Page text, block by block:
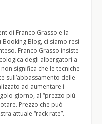
di Franco Grasso e la
Blog, ci siamo resi
Franco Grasso insiste
degli albergatori a
significa che le tecniche
sull’abbassamento delle
ad aumentare i
giorno, al “prezzo più
Prezzo che può
attuale “rack rate”.